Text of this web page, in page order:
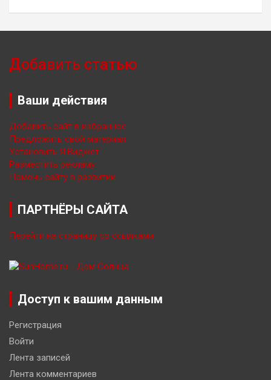
Добавить статью
Ваши действия
Добавить сайт в избранное
Предложить свой материал
Установить Я.Виджет
Разместить рекламу
Помочь сайту в развитии
ПАРТНЁРЫ САЙТА
Перейти на страницу со ссылками
Доступ к вашим данным
Регистрация
Войти
Лента записей
Лента комментариев